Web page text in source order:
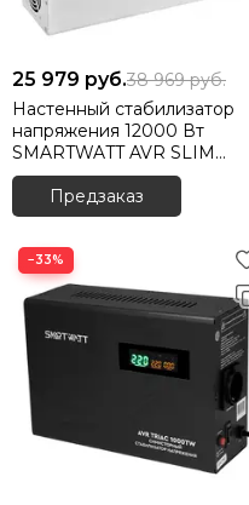
25 979 руб.38 969руб.
Настенный стабилизатор
напряжения 12000 Вт
SMARTWATT AVR SLIM
12000RW
Предзаказ
−33%